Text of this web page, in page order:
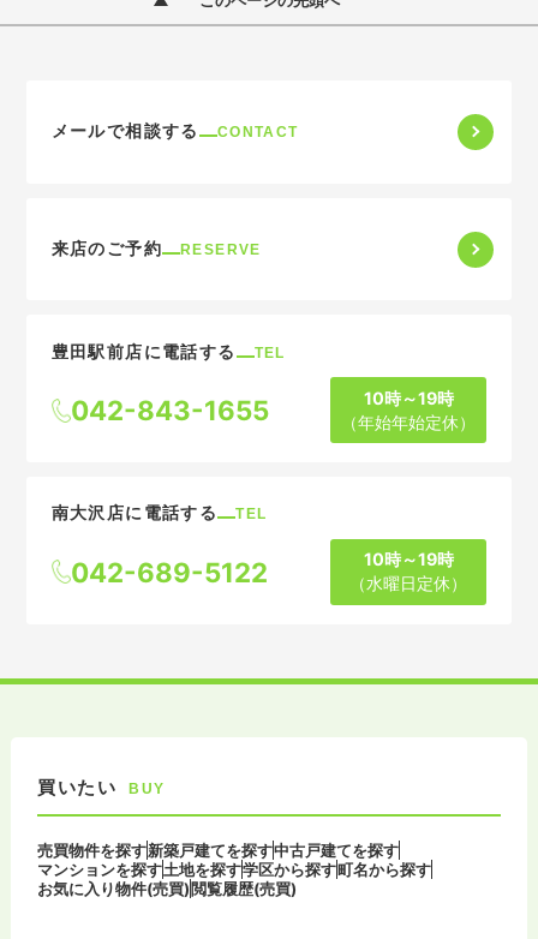
メールで相談する CONTACT
来店のご予約 RESERVE
豊田駅前店に電話する TEL
042-843-1655
10時～19時
（年始年始定休）
南大沢店に電話する TEL
042-689-5122
10時～19時
（水曜日定休）
買いたい BUY
売買物件を探す新築戸建てを探す中古戸建てを探す
マンションを探す土地を探す学区から探す町名から探す
お気に入り物件(売買)閲覧履歴(売買)